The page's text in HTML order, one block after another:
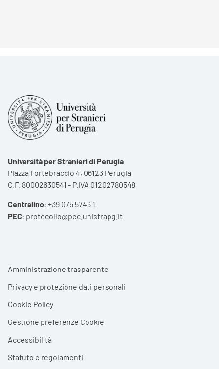
Università per Stranieri di Perugia
Piazza Fortebraccio 4, 06123 Perugia
C.F. 80002630541 - P.IVA 01202780548
Centralino: +39 075 5746 1
PEC: protocollo@pec.unistrapg.it
Footer menu
Amministrazione trasparente
Privacy e protezione dati personali
Cookie Policy
Gestione preferenze Cookie
Accessibilità
Statuto e regolamenti